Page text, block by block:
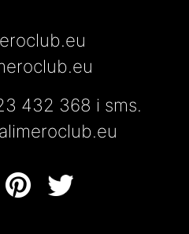
432 368 i sms.